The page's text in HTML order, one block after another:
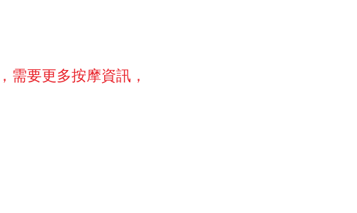
需要更多按摩資訊，